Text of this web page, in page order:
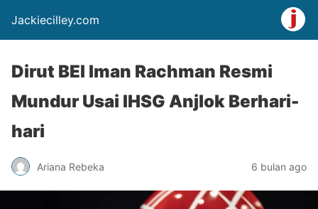
Jackiecilley.com
Dirut BEI Iman Rachman Resmi
Mundur Usai IHSG Anjlok Berhari-
hari
Ariana Rebeka 6 bulan ago